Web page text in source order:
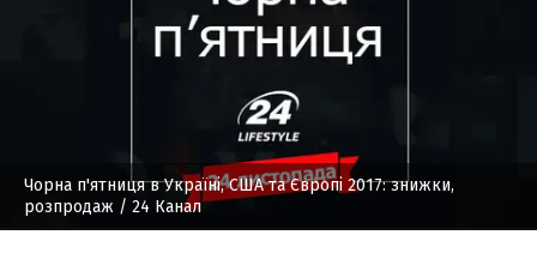
Чорна п'ятниця в Україні, США та Європі 2017: знижки,
розпродаж / 24 Канал